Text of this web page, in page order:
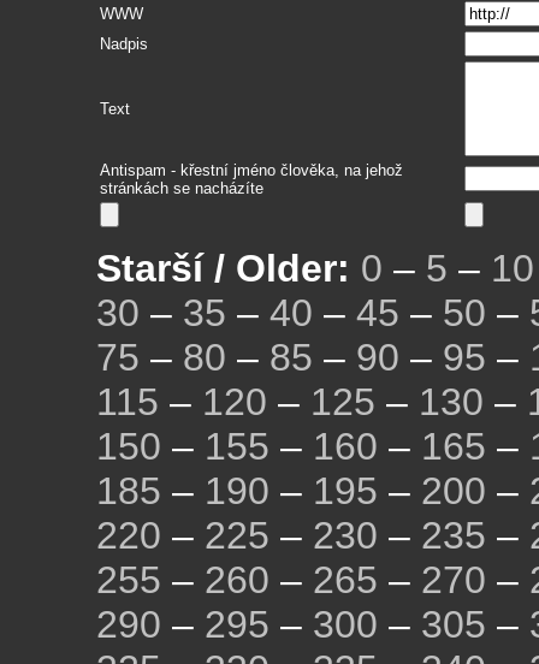
WWW
Nadpis
Text
Antispam - křestní jméno člověka, na jehož
stránkách se nacházíte
Starší / Older: 0 – 5 – 10
30 – 35 – 40 – 45 – 50 –
75 – 80 – 85 – 90 – 95 –
115 – 120 – 125 – 130 –
150 – 155 – 160 – 165 –
185 – 190 – 195 – 200 –
220 – 225 – 230 – 235 –
255 – 260 – 265 – 270 –
290 – 295 – 300 – 305 –